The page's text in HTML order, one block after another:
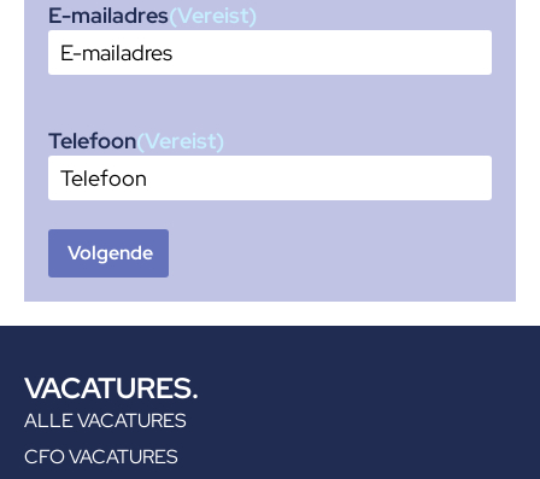
E-mailadres(Vereist)
Telefoon(Vereist)
VACATURES.
ALLE VACATURES
CFO VACATURES